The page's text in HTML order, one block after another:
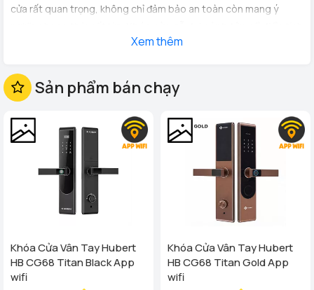
cửa rất quan trọng, không chỉ đảm bảo an toàn còn mang ý
hợp vân tay, mã số, thẻ từ, điều khiển từ xa bằng điện thoại
cấp cho gia chủ. Cửa đẹp phải có khóa xịn....
Xem thêm
Sản phẩm bán chạy
Khóa Cửa Vân Tay Hubert
HB CG68 Titan Black App
wifi
Khóa Cửa Vân Tay Hubert
HB CG68 Titan Gold App
wifi